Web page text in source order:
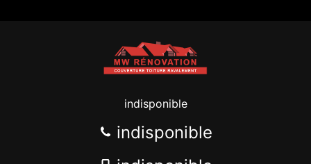
indisponible
indisponible